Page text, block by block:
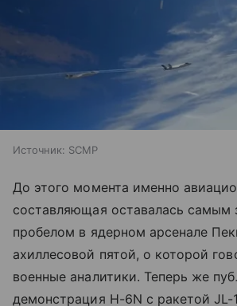
Источник: SCMP
До этого момента именно
составляющая оставалась самым
пробелом в ядерном арсенале
ахиллесовой пятой, о которой
военные аналитики. Теперь же
демонстрация H-6N с ракетой JL-